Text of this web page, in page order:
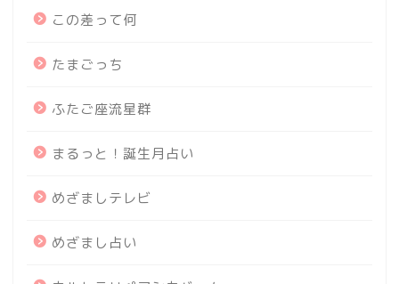
この差って何
たまごっち
ふたご座流星群
まるっと！誕生月占い
めざましテレビ
めざまし占い